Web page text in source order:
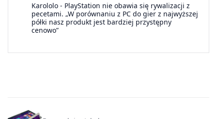
Karololo - PlayStation nie obawia się rywalizacji z
pecetami. „W porównaniu z PC do gier z najwyższej
półki nasz produkt jest bardziej przystępny
cenowo”